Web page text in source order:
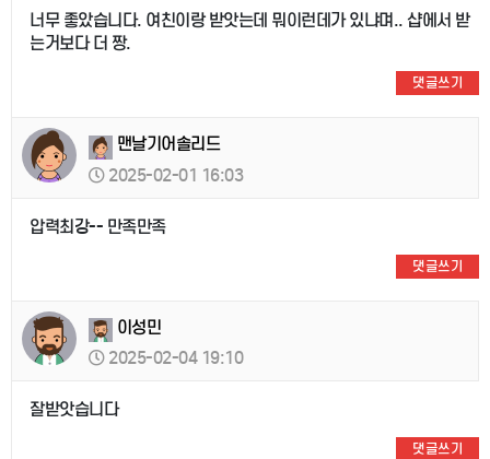
너무 좋았습니다. 여친이랑 받앗는데 뭐이런데가 있냐며.. 샵에서 받
는거보다 더 짱.
댓글쓰기
맨날기어솔리드
2025-02-01 16:03
압력최강-- 만족만족
댓글쓰기
이성민
2025-02-04 19:10
잘받앗습니다
댓글쓰기